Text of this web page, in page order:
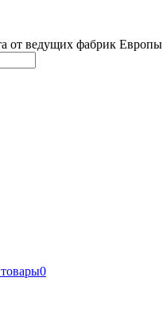
от ведущих фабрик Европы
0